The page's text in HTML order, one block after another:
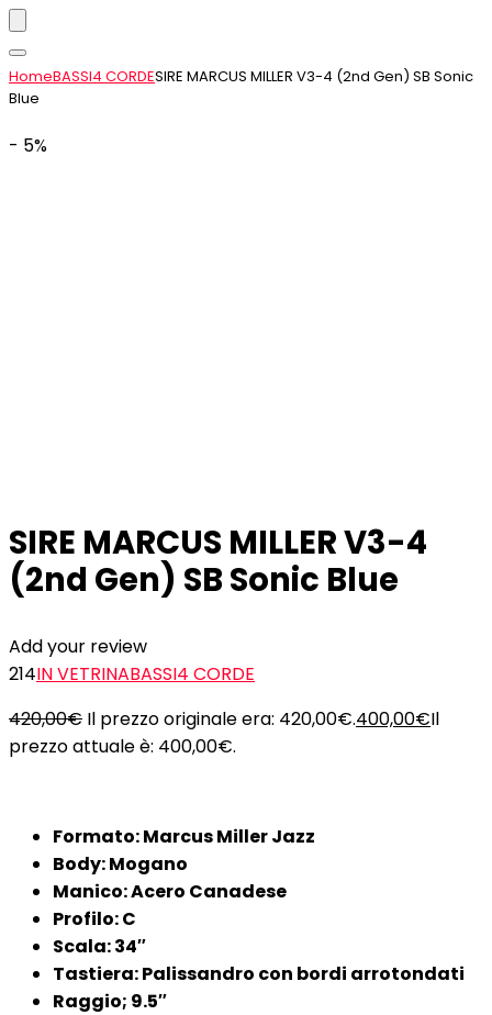
HomeBASSI4 CORDESIRE MARCUS MILLER V3-4 (2nd Gen) SB Sonic
Blue
- 5%
SIRE MARCUS MILLER V3-4
(2nd Gen) SB Sonic Blue
Add your review
214IN VETRINABASSI4 CORDE
420,00€ Il prezzo originale era: 420,00€.400,00€Il
prezzo attuale è: 400,00€.
Formato: Marcus Miller Jazz
Body: Mogano
Manico: Acero Canadese
Profilo: C
Scala: 34″
Tastiera: Palissandro con bordi arrotondati
Raggio; 9.5″